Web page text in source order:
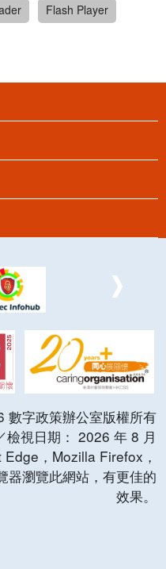
Flash Player
數字政策辦公室版權所有
檢視日期： 2026 年 8 月
，Mozilla Firefox，
瀏覽此網站，有更佳的
效果。